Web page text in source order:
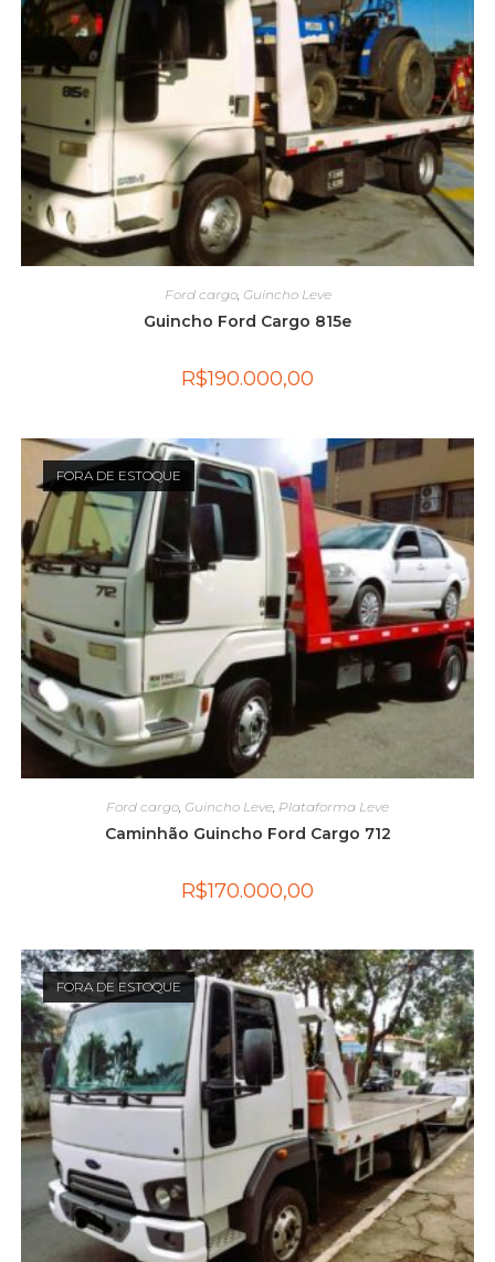
Ford cargo, Guincho Leve
Guincho Ford Cargo 815e
R$190.000,00
FORA DE ESTOQUE
Ford cargo Guincho Leve Plataforma Leve
Caminhão Guincho Ford Cargo 712
R$170.000,00
FORA DE ESTOQUE